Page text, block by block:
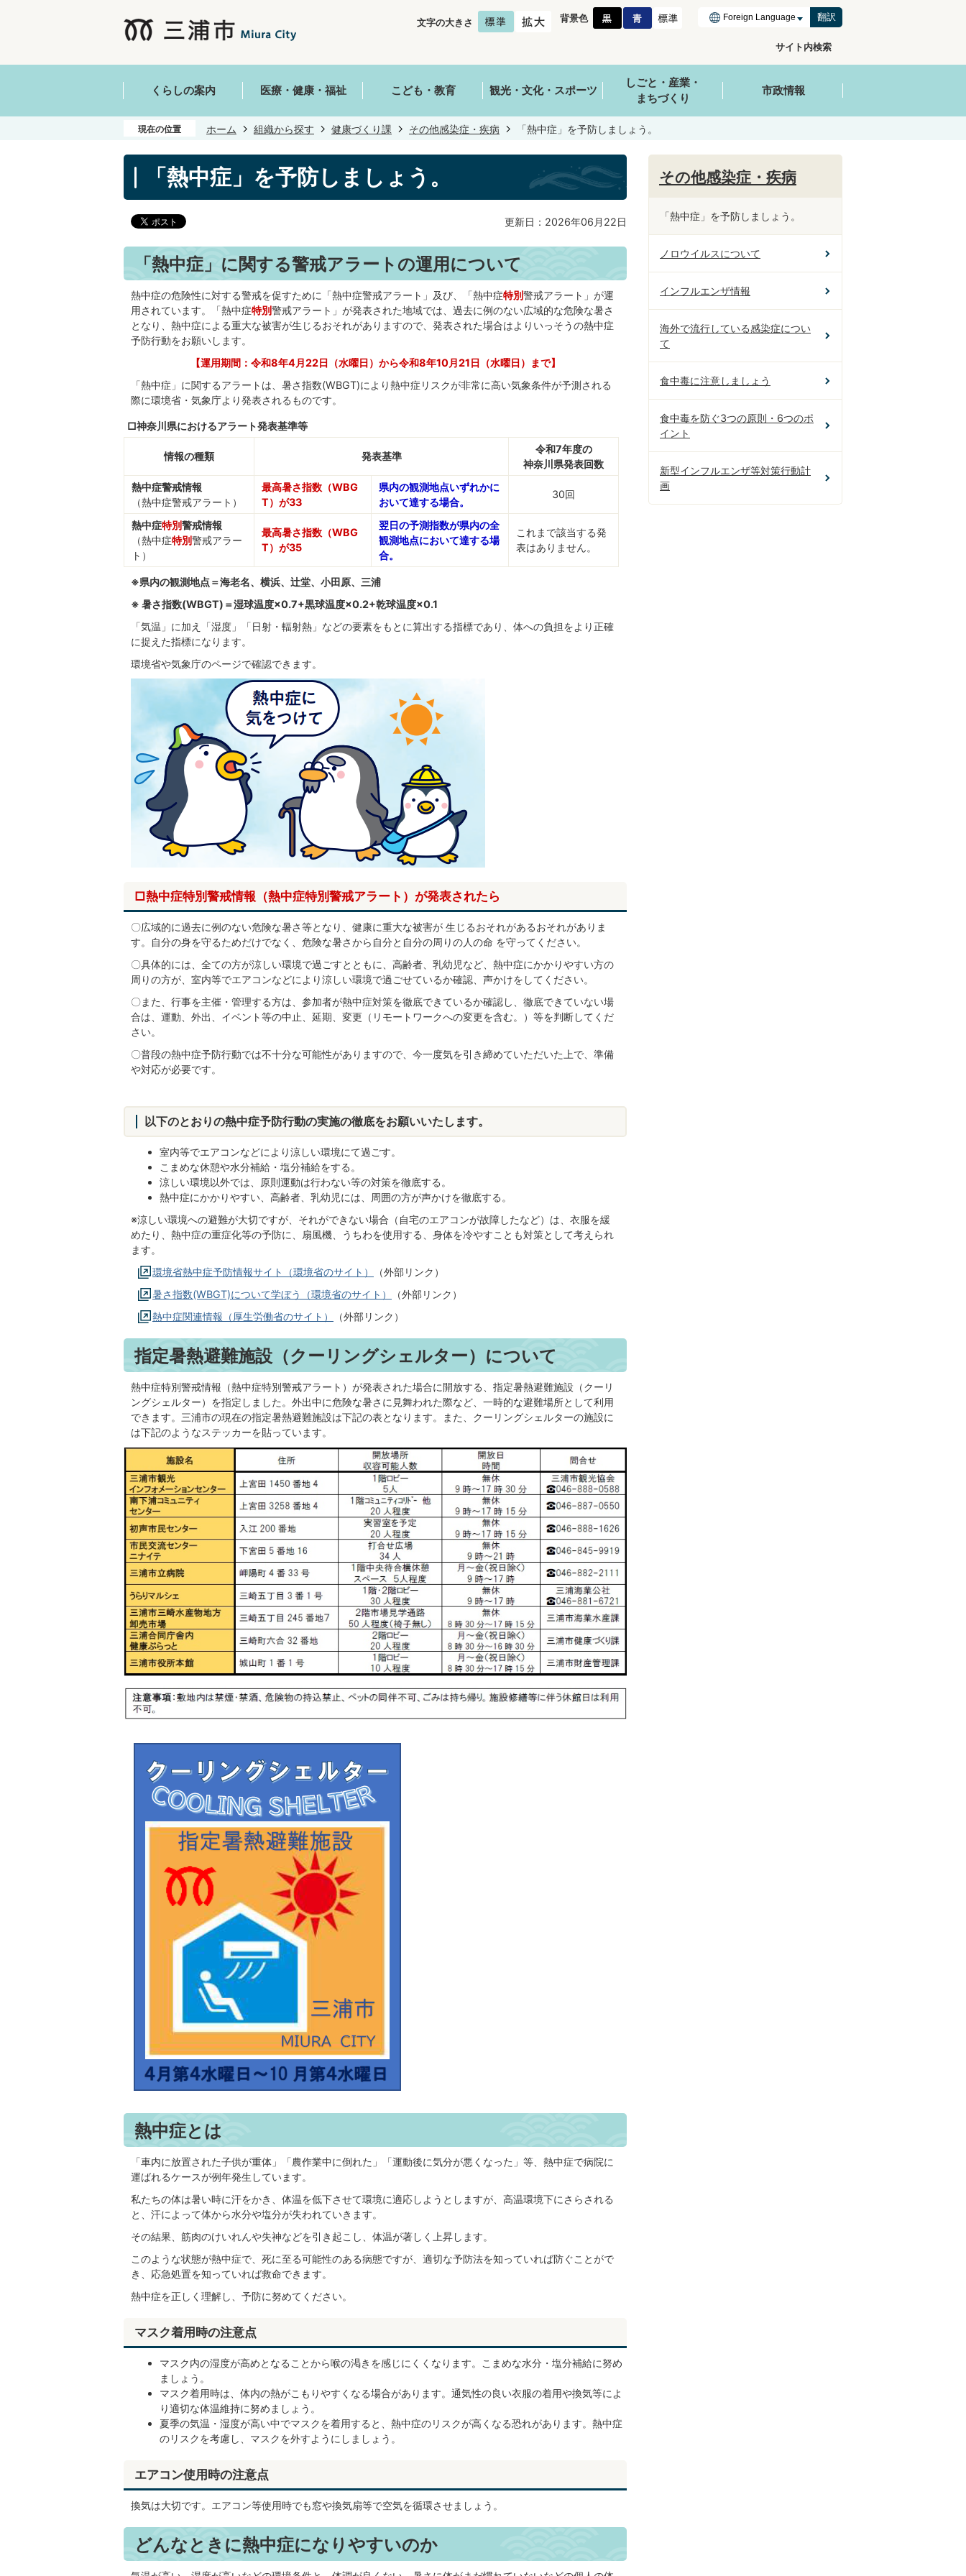
文字の大きさ 背景色 翻訳
サイト内検索
くらしの案内 医療・健康・福祉 こども・教育 観光・文化・スポーツ
しごと・産業・
まちづくり
市政情報
現在の位置 ホーム 組織から探す 健康づくり課 その他感染症・疾病 「熱中症」を予防しましょう。
「熱中症」を予防しましょう。
更新日：2026年06月22日
「熱中症」に関する警戒アラートの運用について
熱中症の危険性に対する警戒を促すために「熱中症警戒アラート」及び、「熱中症特別警戒アラート」が運
用されています。「熱中症特別警戒アラート」が発表された地域では、過去に例のない広域的な危険な暑さ
となり、熱中症による重大な被害が生じるおそれがありますので、発表された場合はよりいっそうの熱中症
予防行動をお願いします。
【運用期間：令和8年4月22日（水曜日）から令和8年10月21日（水曜日）まで】
「熱中症」に関するアラートは、暑さ指数(WBGT)により熱中症リスクが非常に高い気象条件が予測される
際に環境省・気象庁より発表されるものです。
□神奈川県におけるアラート発表基準等
情報の種類 発表基準
令和7年度の
神奈川県発表回数
熱中症警戒情報
（熱中症警戒アラート）
最高暑さ指数（WBG
T）が33
県内の観測地点いずれかに
おいて達する場合。
30回
熱中症特別警戒情報
（熱中症特別警戒アラー
ト）
最高暑さ指数（WBG
T）が35
翌日の予測指数が県内の全
観測地点において達する場
合。
これまで該当する発
表はありません。
※県内の観測地点＝海老名、横浜、辻堂、小田原、三浦
※ 暑さ指数(WBGT)＝湿球温度×0.7+黒球温度×0.2+乾球温度×0.1
「気温」に加え「湿度」「日射・輻射熱」などの要素をもとに算出する指標であり、体への負担をより正確
に捉えた指標になります。
環境省や気象庁のページで確認できます。
□熱中症特別警戒情報（熱中症特別警戒アラート）が発表されたら
〇広域的に過去に例のない危険な暑さ等となり、健康に重大な被害が 生じるおそれがあるおそれがありま
す。自分の身を守るためだけでなく、危険な暑さから自分と自分の周りの人の命 を守ってください。
〇具体的には、全ての方が涼しい環境で過ごすとともに、高齢者、乳幼児など、熱中症にかかりやすい方の
周りの方が、室内等でエアコンなどにより涼しい環境で過ごせているか確認、声かけをしてください。
〇また、行事を主催・管理する方は、参加者が熱中症対策を徹底できているか確認し、徹底できていない場
合は、運動、外出、イベント等の中止、延期、変更（リモートワークへの変更を含む。）等を判断してくだ
さい。
〇普段の熱中症予防行動では不十分な可能性がありますので、今一度気を引き締めていただいた上で、準備
や対応が必要です。
以下のとおりの熱中症予防行動の実施の徹底をお願いいたします。
室内等でエアコンなどにより涼しい環境にて過ごす。
こまめな休憩や水分補給・塩分補給をする。
涼しい環境以外では、原則運動は行わない等の対策を徹底する。
熱中症にかかりやすい、高齢者、乳幼児には、周囲の方が声かけを徹底する。
※涼しい環境への避難が大切ですが、それができない場合（自宅のエアコンが故障したなど）は、衣服を緩
めたり、熱中症の重症化等の予防に、扇風機、うちわを使用する、身体を冷やすことも対策として考えられ
ます。
環境省熱中症予防情報サイト（環境省のサイト）
（外部リンク）
暑さ指数(WBGT)について学ぼう（環境省のサイト）
（外部リンク）
熱中症関連情報（厚生労働省のサイト）
（外部リンク）
指定暑熱避難施設（クーリングシェルター）について
熱中症特別警戒情報（熱中症特別警戒アラート）が発表された場合に開放する、指定暑熱避難施設（クーリ
ングシェルター）を指定しました。外出中に危険な暑さに見舞われた際など、一時的な避難場所として利用
できます。三浦市の現在の指定暑熱避難施設は下記の表となります。また、クーリングシェルターの施設に
は下記のようなステッカーを貼っています。
熱中症とは
「車内に放置された子供が重体」「農作業中に倒れた」「運動後に気分が悪くなった」等、熱中症で病院に
運ばれるケースが例年発生しています。
私たちの体は暑い時に汗をかき、体温を低下させて環境に適応しようとしますが、高温環境下にさらされる
と、汗によって体から水分や塩分が失われていきます。
その結果、筋肉のけいれんや失神などを引き起こし、体温が著しく上昇します。
このような状態が熱中症で、死に至る可能性のある病態ですが、適切な予防法を知っていれば防ぐことがで
き、応急処置を知っていれば救命できます。
熱中症を正しく理解し、予防に努めてください。
マスク着用時の注意点
マスク内の湿度が高めとなることから喉の渇きを感じにくくなります。こまめな水分・塩分補給に努め
ましょう。
マスク着用時は、体内の熱がこもりやすくなる場合があります。通気性の良い衣服の着用や換気等によ
り適切な体温維持に努めましょう。
夏季の気温・湿度が高い中でマスクを着用すると、熱中症のリスクが高くなる恐れがあります。熱中症
のリスクを考慮し、マスクを外すようにしましょう。
エアコン使用時の注意点
換気は大切です。エアコン等使用時でも窓や換気扇等で空気を循環させましょう。
どんなときに熱中症になりやすいのか
その他感染症・疾病
「熱中症」を予防しましょう。
ノロウイルスについて
インフルエンザ情報
海外で流行している感染症につい
て
食中毒に注意しましょう
食中毒を防ぐ3つの原則・6つのポ
イント
新型インフルエンザ等対策行動計
画